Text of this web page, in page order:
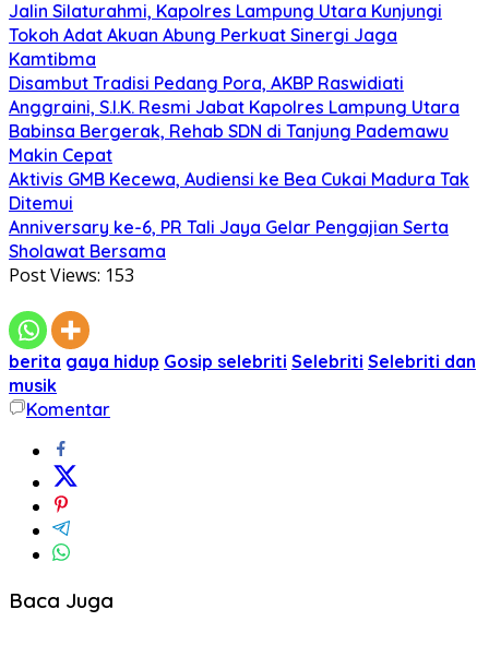
Jalin Silaturahmi, Kapolres Lampung Utara Kunjungi
Tokoh Adat Akuan Abung Perkuat Sinergi Jaga
Kamtibma
Disambut Tradisi Pedang Pora, AKBP Raswidiati
Anggraini, S.I.K. Resmi Jabat Kapolres Lampung Utara
Babinsa Bergerak, Rehab SDN di Tanjung Pademawu
Makin Cepat
Aktivis GMB Kecewa, Audiensi ke Bea Cukai Madura Tak
Ditemui
Anniversary ke-6, PR Tali Jaya Gelar Pengajian Serta
Sholawat Bersama
Post Views: 153
berita gaya hidup Gosip selebriti Selebriti Selebriti dan
musik
Komentar
Baca Juga